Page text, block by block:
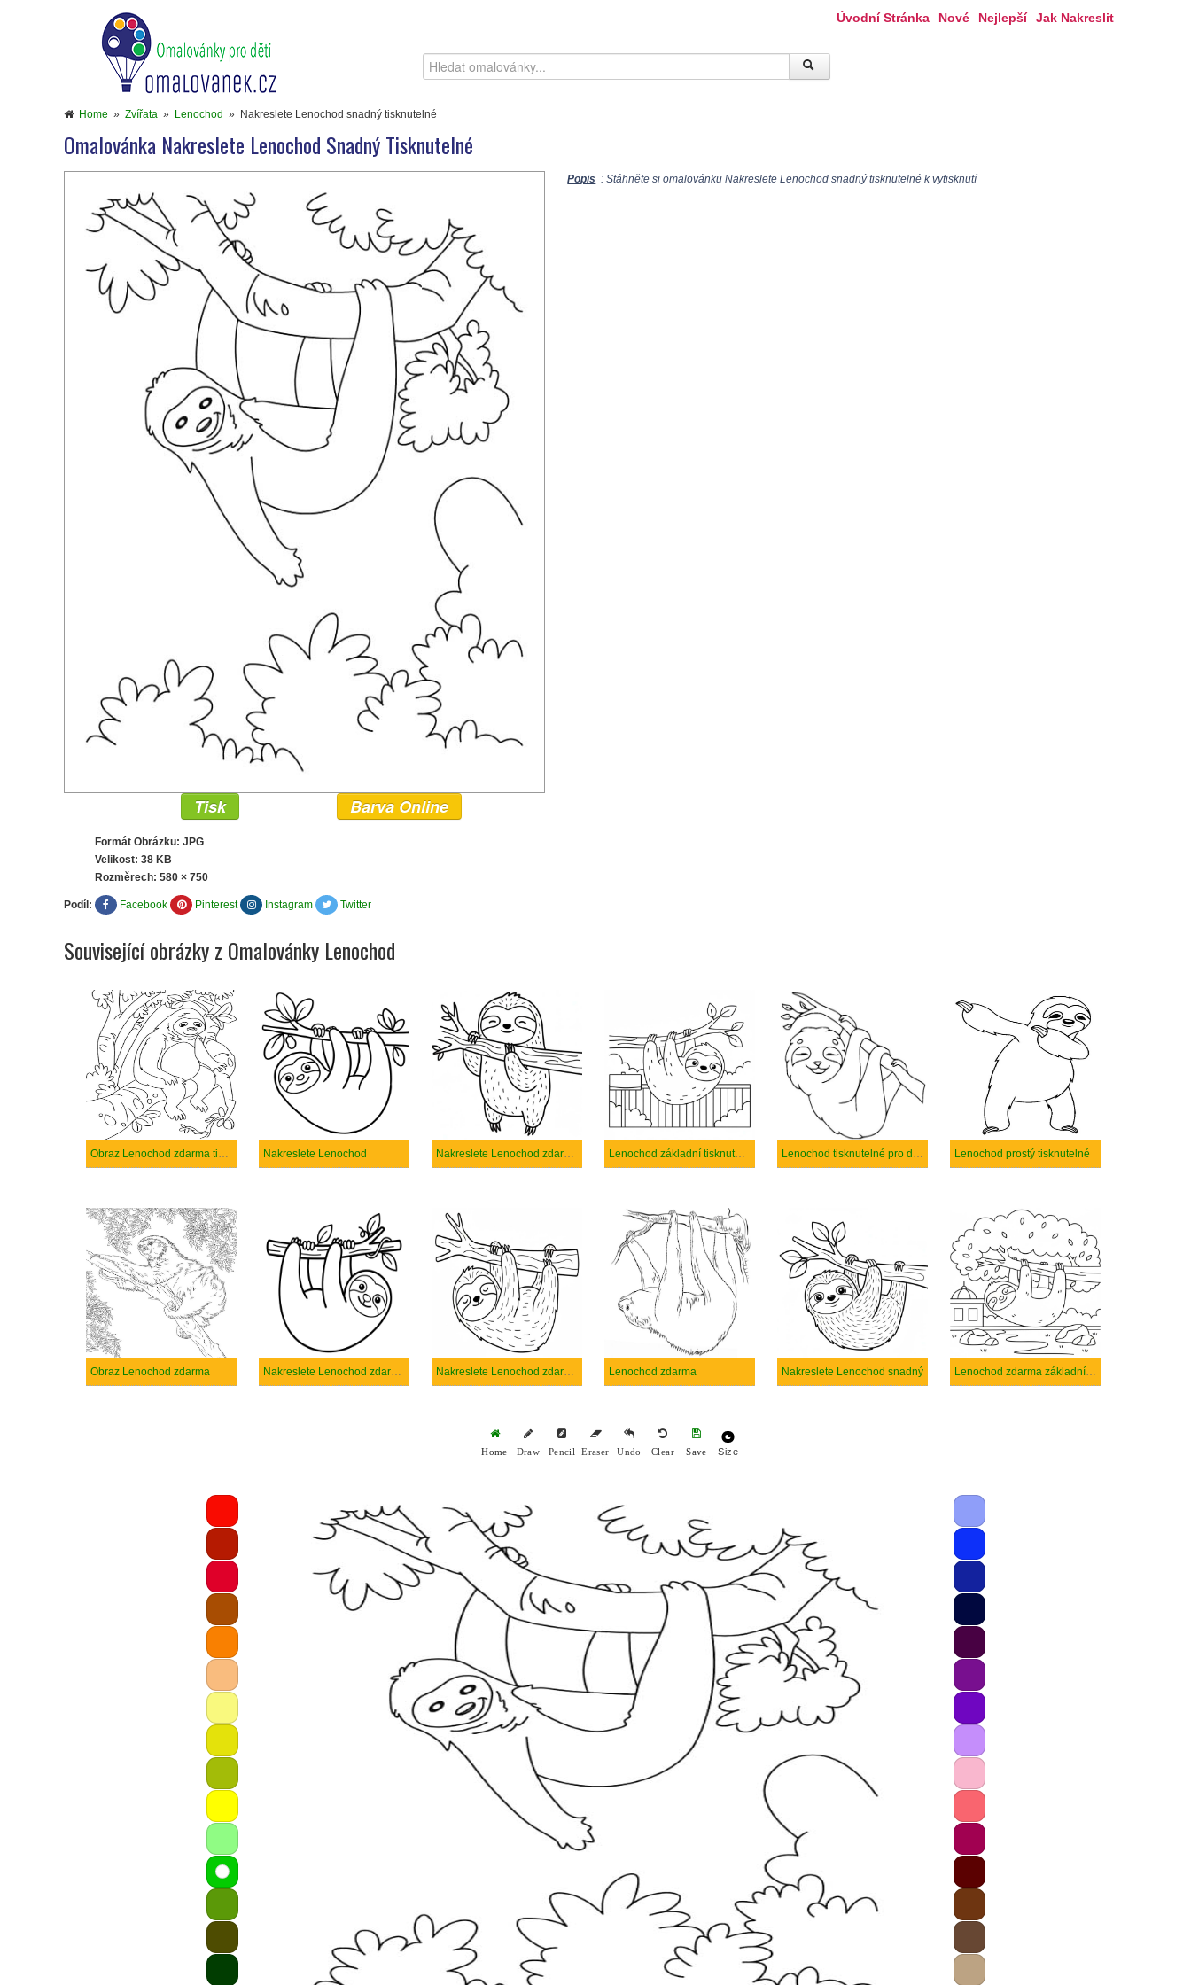
Úvodní Stránka Nové Nejlepší Jak Nakreslit
Home » Zvířata » Lenochod » Nakreslete Lenochod snadný tisknutelné
Omalovánka Nakreslete Lenochod Snadný Tisknutelné
Popis : Stáhněte si omalovánku Nakreslete Lenochod snadný tisknutelné k vytisknutí
Tisk Barva Online
Formát Obrázku: JPG
Velikost: 38 KB
Rozměrech: 580 × 750
Podíl: Facebook Pinterest Instagram Twitter
Související obrázky z Omalovánky Lenochod
Obraz Lenochod zdarma tisknutelné Nakreslete Lenochod Nakreslete Lenochod zdarma pro děti Lenochod základní tisknutelné Lenochod tisknutelné pro děti Lenochod prostý tisknutelné
Obraz Lenochod zdarma Nakreslete Lenochod zdarma Nakreslete Lenochod zdarma základní tisknutelné Lenochod zdarma Nakreslete Lenochod snadný Lenochod zdarma základní tisknutelné
Home Draw Pencil Eraser Undo Clear Save Size